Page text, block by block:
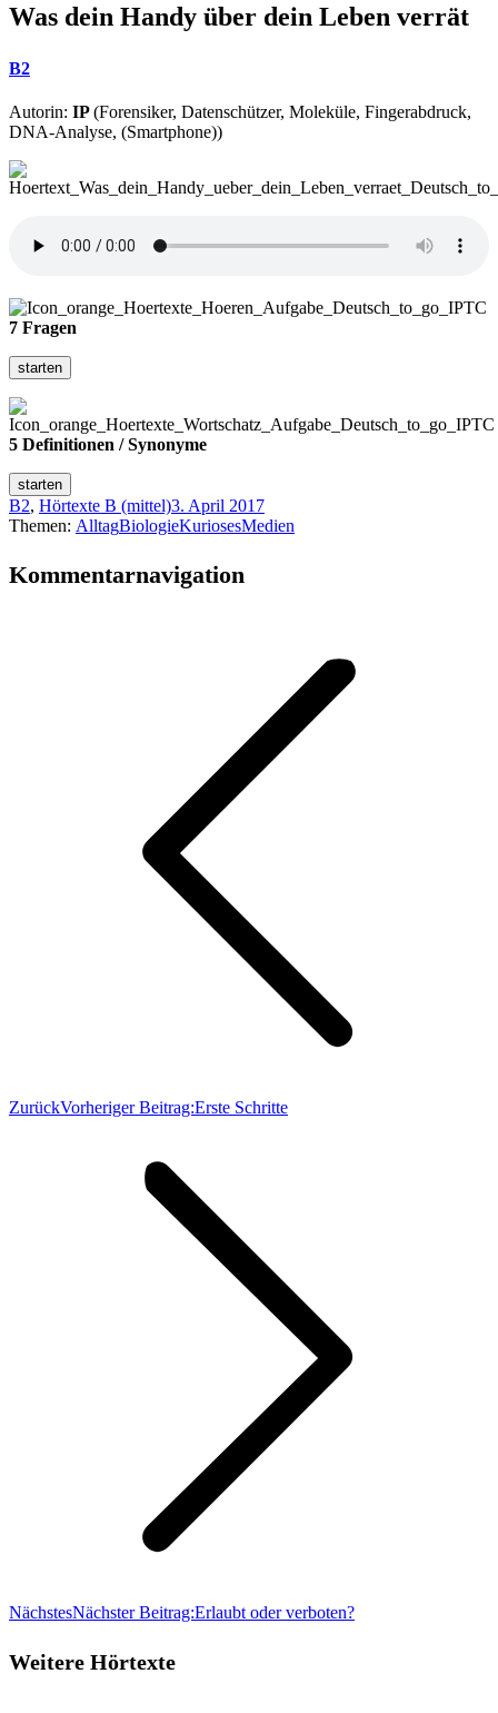
Was dein Handy über dein Leben verrät
B2
Autorin: IP(Forensiker, Datenschützer, Moleküle, Fingerabdruck,
DNA-Analyse, (Smartphone))
7 Fragen
5 Definitionen / Synonyme
B2, Hörtexte B (mittel)3. April 2017
Themen: AlltagBiologieKuriosesMedien
Kommentarnavigation
ZurückVorheriger Beitrag:Erste Schritte
NächstesNächster Beitrag:Erlaubt oder verboten?
Weitere Hörtexte